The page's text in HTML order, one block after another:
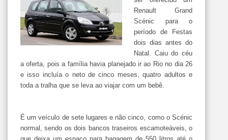
Renault Grand
Scénic para o
período de Festas
dois dias antes do
Natal. Caiu do céu
a oferta, pois a família havia planejado ir ao Rio no dia 26
e isso incluía o neto de cinco meses, quatro adultos e
toda a tralha que se leva ao viajar com um bebê.
É um veículo de sete lugares e não cinco, como o Scénic
normal, sendo os dois bancos traseiros escamoteáveis, o